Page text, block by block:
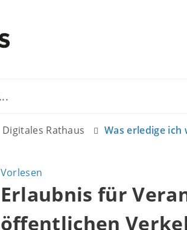
Digitales Rathaus Was erledige ich
Vorlesen
Erlaubnis für
öffentlichen